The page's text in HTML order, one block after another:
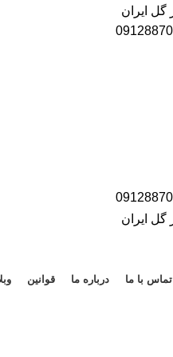
تماس با ما درباره ما قوانین